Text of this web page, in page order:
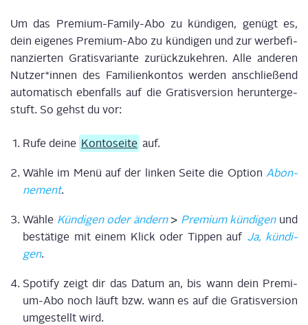
Um das Pre­mi­um-Fami­ly-Abo zu kün­di­gen, genügt es,
dein eige­nes Pre­mi­um-Abo zu kün­di­gen und zur wer­be­fi­
nan­zier­ten Gra­tis­va­ri­an­te zurück­zu­keh­ren. Alle ande­ren
Nutzer*innen des Fami­li­en­kon­tos wer­den anschlie­ßend
auto­ma­tisch eben­falls auf die Gra­tis­ver­si­on her­un­ter­ge­
stuft. So gehst du vor:
Rufe dei­ne Kon­to­sei­te auf.
Wäh­le im Menü auf der lin­ken Sei­te die Opti­on Abon­
ne­ment.
Wäh­le Kün­di­gen oder ändern> Pre­mi­um kün­di­genund
bestä­ti­ge mit einem Klick oder Tip­pen auf Ja, kün­di­
gen.
Spo­ti­fy zeigt dir das Datum an, bis wann dein Pre­mi­
um-Abo noch läuft bzw. wann es auf die Gra­tis­ver­si­on
umge­stellt wird.